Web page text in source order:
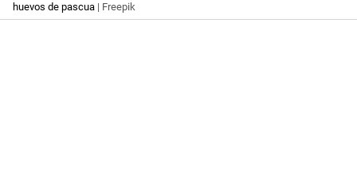
huevos de pascua | Freepik